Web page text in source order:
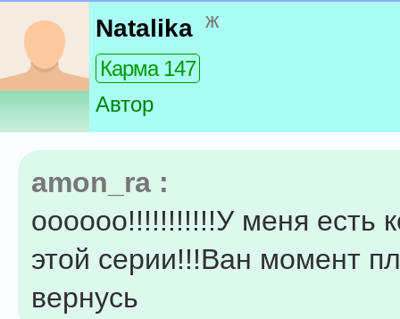
Natalika ж
Карма 147
Автор
amon_ra :
оооооо!!!!!!!!!!!У меня есть
этой серии!!!Ван момент
вернусь